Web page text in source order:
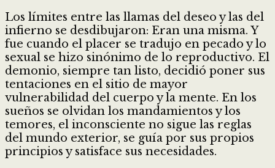
Los límites entre las llamas del deseo y las del
infierno se desdibujaron: Eran una misma. Y
fue cuando el placer se tradujo en pecado y lo
sexual se hizo sinónimo de lo reproductivo. El
demonio, siempre tan listo, decidió poner sus
tentaciones en el sitio de mayor
vulnerabilidad del cuerpo y la mente. En los
sueños se olvidan los mandamientos y los
temores, el inconsciente no sigue las reglas
del mundo exterior, se guía por sus propios
principios y satisface sus necesidades.